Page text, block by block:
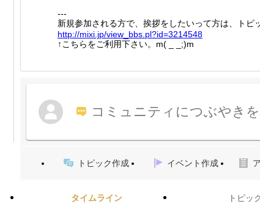
---
新規参加される方で、挨拶をしたいって方は、トピ
http://mixi.jp/view_bbs.pl?id=3214548
↑こちらをご利用下さい。m( _ _;)m
コミュニティにつぶやき
トピック作成 イベント作成
タイムライン トピッ